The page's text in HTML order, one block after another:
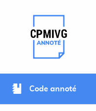
Retour à
Code annoté